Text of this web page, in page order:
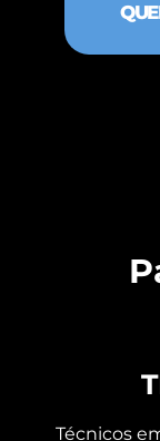
Técnicos